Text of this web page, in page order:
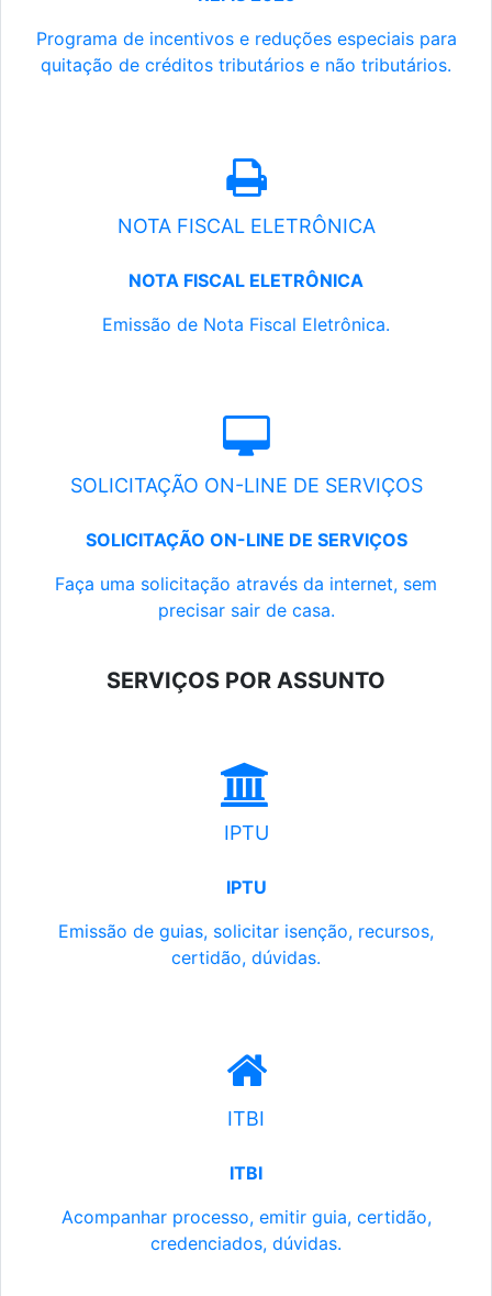
Programa de incentivos e reduções especiais para
quitação de créditos tributários e não tributários.
NOTA FISCAL ELETRÔNICA
NOTA FISCAL ELETRÔNICA
Emissão de Nota Fiscal Eletrônica.
SOLICITAÇÃO ON-LINE DE SERVIÇOS
SOLICITAÇÃO ON-LINE DE SERVIÇOS
Faça uma solicitação através da internet, sem
precisar sair de casa.
SERVIÇOS POR ASSUNTO
IPTU
IPTU
Emissão de guias, solicitar isenção, recursos,
certidão, dúvidas.
ITBI
ITBI
Acompanhar processo, emitir guia, certidão,
credenciados, dúvidas.